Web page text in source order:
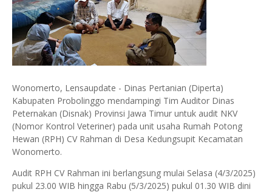
Wonomerto, Lensaupdate - Dinas Pertanian (Diperta)
Kabupaten Probolinggo mendampingi Tim Auditor Dinas
Peternakan (Disnak) Provinsi Jawa Timur untuk audit NKV
(Nomor Kontrol Veteriner) pada unit usaha Rumah Potong
Hewan (RPH) CV Rahman di Desa Kedungsupit Kecamatan
Wonomerto.
Audit RPH CV Rahman ini berlangsung mulai Selasa (4/3/2025)
pukul 23.00 WIB hingga Rabu (5/3/2025) pukul 01.30 WIB dini